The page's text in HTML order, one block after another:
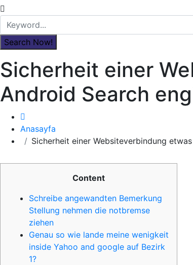
Sicherheit einer
Android Search
Anasayfa
Sicherheit einer Websiteverbindung
Content
Schreibe angewandten Bemerkung
Stellung nehmen die notbremse
ziehen
Genau so wie lande meine wenigkeit
inside Yahoo and google auf Bezirk
1?